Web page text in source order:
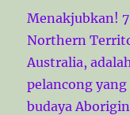
Menakjubkan!
Northern
Australia,
pelancong
budaya